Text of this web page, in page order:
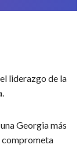
liderazgo de la
Georgia más
comprometa